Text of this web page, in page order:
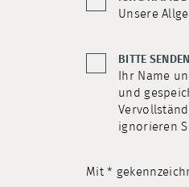
Unsere
BITTE
Ihr Name
und
ignorieren
Mit *